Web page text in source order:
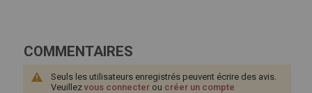
COMMENTAIRES
Seuls les utilisateurs enregistrés peuvent écrire des avis.
Veuillez vous connecter ou créer un compte